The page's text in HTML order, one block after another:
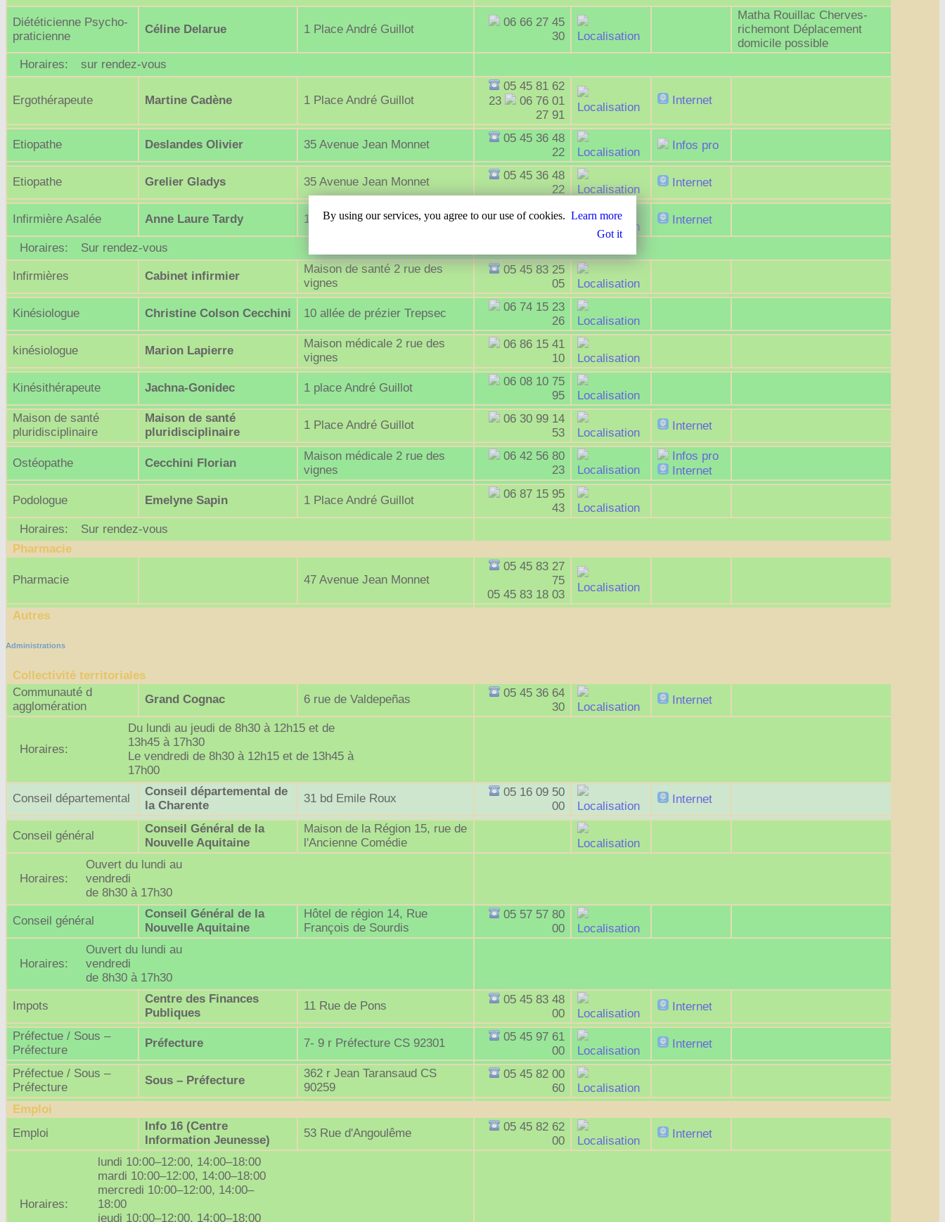
Diététicienne Psycho-
praticienne
Céline Delarue 1 Place André Guillot
06 66 27 45
30
Localisation
Matha Rouillac Cherves-
richemont Déplacement
domicile possible
Horaires:
sur rendez-vous
Ergothérapeute Martine Cadène 1 Place André Guillot
05 45 81 62
23
06 76 01
27 91
Localisation
Internet
Etiopathe Deslandes Olivier 35 Avenue Jean Monnet
05 45 36 48
22
Localisation
Infos pro
Etiopathe Grelier Gladys 35 Avenue Jean Monnet
05 45 36 48
22
Localisation
Internet
Infirmière Asalée Anne Laure Tardy 1 Place André Guillot
07 65 72 97
Localisation
Internet
Horaires: Sur rendez-vous
Infirmières Cabinet infirmier
Maison de santé 2 rue des
vignes
05 45 83 25
05
Localisation
Kinésiologue Christine Colson Cecchini 10 allée de prézier Trepsec
06 74 15 23
26
Localisation
kinésiologue Marion Lapierre
Maison médicale 2 rue des
vignes
06 86 15 41
10
Localisation
Kinésithérapeute Jachna-Gonidec 1 place André Guillot
06 08 10 75
95
Localisation
Maison de santé
pluridisciplinaire
Maison de santé
pluridisciplinaire
1 Place André Guillot
06 30 99 14
53
Localisation
Internet
Ostéopathe Cecchini Florian
Maison médicale 2 rue des
vignes
06 42 56 80
23
Localisation
Infos pro
Internet
Podologue Emelyne Sapin 1 Place André Guillot
06 87 15 95
43
Localisation
Horaires:
Sur rendez-vous
Pharmacie
Pharmacie 47 Avenue Jean Monnet
05 45 83 27
75
05 45 83 18 03
Localisation
Autres
Administrations
Collectivité territoriales
Communauté d
agglomération
Grand Cognac 6 rue de Valdepeñas
05 45 36 64
30
Localisation
Internet
Horaires:
Du lundi au jeudi de 8h30 à 12h15 et de
13h45 à 17h30
Le vendredi de 8h30 à 12h15 et de 13h45 à
17h00
Conseil départemental
Conseil départemental de
la Charente
31 bd Emile Roux
05 16 09 50
00
Localisation
Internet
Conseil général
Conseil Général de la
Nouvelle Aquitaine
Maison de la Région 15, rue de
l'Ancienne Comédie
Localisation
Horaires:
Ouvert du lundi au
vendredi
de 8h30 à 17h30
Conseil général
Conseil Général de la
Nouvelle Aquitaine
Hôtel de région 14, Rue
François de Sourdis
05 57 57 80
00
Localisation
Horaires:
Ouvert du lundi au
vendredi
de 8h30 à 17h30
Impots
Centre des Finances
Publiques
11 Rue de Pons
05 45 83 48
00
Localisation
Internet
Préfectue / Sous –
Préfecture
Préfecture 7- 9 r Préfecture CS 92301
05 45 97 61
00
Localisation
Internet
Préfectue / Sous –
Préfecture
Sous – Préfecture
362 r Jean Taransaud CS
90259
05 45 82 00
60
Localisation
Emploi
Emploi
Info 16 (Centre
Information Jeunesse)
53 Rue d'Angoulême
05 45 82 62
00
Localisation
Internet
Horaires:
lundi 10:00–12:00, 14:00–18:00
mardi 10:00–12:00, 14:00–18:00
mercredi 10:00–12:00, 14:00–
18:00
jeudi 10:00–12:00, 14:00–18:00
By using our services, you agree to our use of cookies. Learn more
Got it